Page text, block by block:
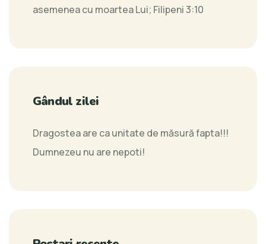
asemenea cu moartea Lui; Filipeni 3:10
Gândul zilei
Dragostea are ca unitate de măsură fapta!!!
Dumnezeu nu are nepoti!